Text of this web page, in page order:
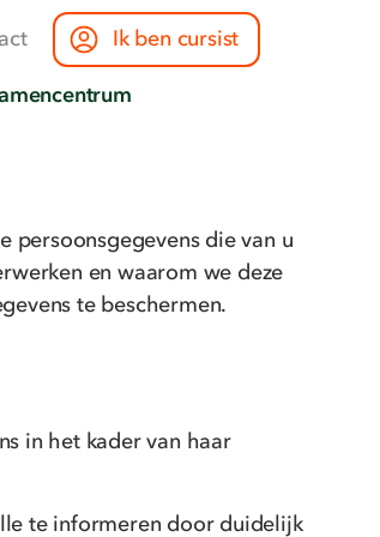
Ik ben cursist
persoonsgegevens die van u
en waarom we deze
te beschermen.
in het kader van haar
te informeren door duidelijk